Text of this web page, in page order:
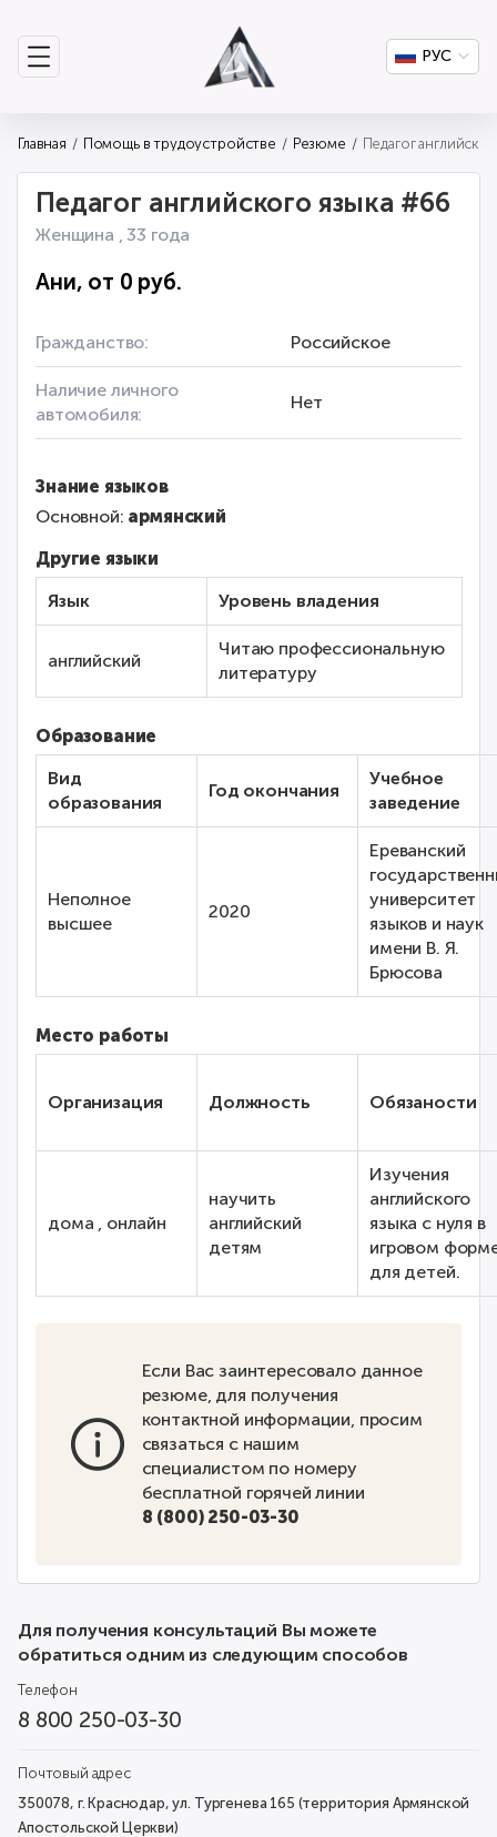
РУС
Главная Помощь в трудоустройстве Резюме
Педагог английского языка #66
Женщина , 33 года
Ани, от 0 руб.
Гражданство: Российское
Наличие личного
автомобиля:
Нет
Знание языков
Основной: армянский
Другие языки
Язык
Уровень владения
английский
Читаю профессиональную
литературу
Образование
Вид
образования
Год окончания
Учебное
заведение
Неполное
высшее
2020
Ереванский
университет
языков и наук
имени В. Я.
Брюсова
Место работы
Организация Должность Обязаности
дома , онлайн
научить
английский
детям
Изучения
английского
языка с нуля в
игровом
для детей.
Если Вас заинтересовало данное
резюме, для получения
контактной информации, просим
связаться с нашим
специалистом по номеру
бесплатной горячей линии
8 (800) 250-03-30
Для получения консультаций Вы можете
обратиться одним из следующим способов
Телефон
8 800 250-03-30
Почтовый адрес
350078, г. Краснодар, ул. Тургенева 165 (территория Армянской
Апостольской Церкви)